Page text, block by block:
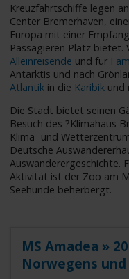
Kreuzfahrtschiffe legen
Center Bremerhaven,
Europa mit einer
Passagieren Platz
Alleinreisende und für
Antarktis und nach
Atlantik in die Karibik und
Die Stadt bietet seinen
Besuch des ?Klimahaus
Klima- und
Deutsche
Auswanderergeschichte.
Aktivität ist der Zoo am
Seehunde beherbergt.
MS Amadea »
Norwegens